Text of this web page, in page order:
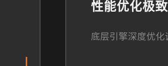
性能优化极致
底层引擎深度优化